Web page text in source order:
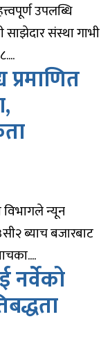
उपलब्धि
साझेदार संस्था गाभी
विभागले न्यून
ब्याच बजारबाट
नर्वेको